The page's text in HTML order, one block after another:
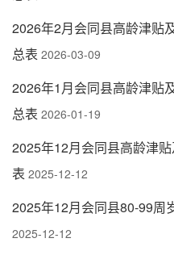
2026年2月会同县高龄津贴
总表 2026-03-09
2026年1月会同县高龄津贴
总表 2026-01-19
2025年12月会同县高龄津
表 2025-12-12
2025年12月会同县80-99周
2025-12-12